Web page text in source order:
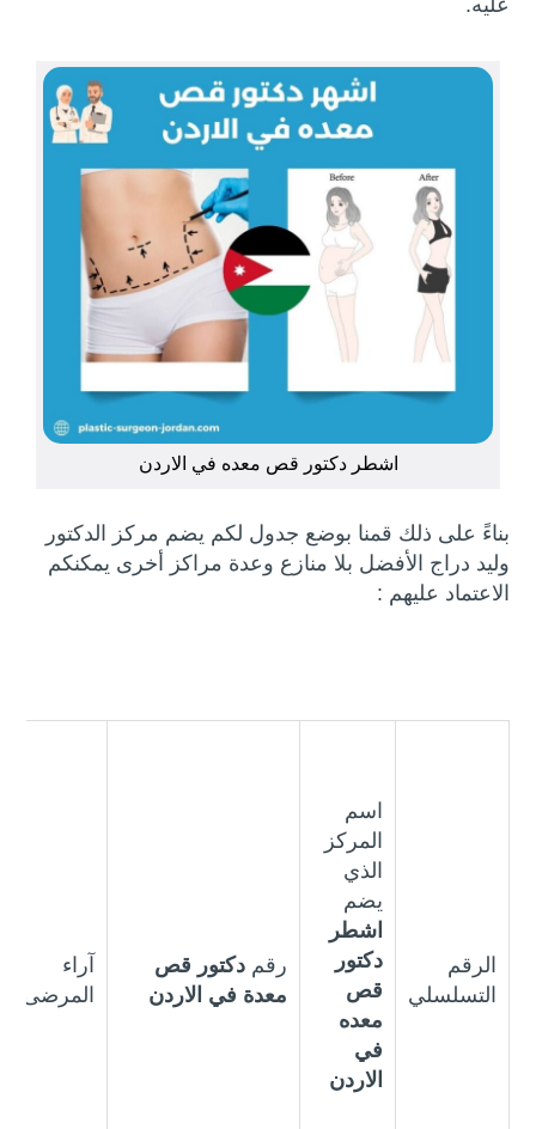
اشطر دكتور قص معده في الاردن
بناءً على ذلك قمنا بوضع جدول لكم يضم مركز الدكتور
وليد دراج الأفضل بلا منازع وعدة مراكز أخرى يمكنكم
الاعتماد عليهم :
الرقم
التسلسلي
اسم
المركز
الذي
يضم
اشطر
دكتور
قص
معده
في
الاردن
رقمدكتور قص
معدة في الاردن
آراء
المرضى